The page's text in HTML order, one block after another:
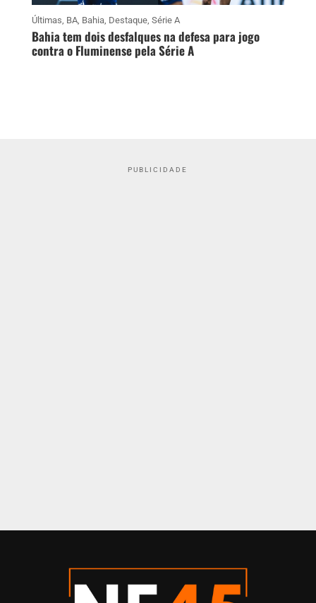
Últimas, BA, Bahia, Destaque, Série A
Bahia tem dois desfalques na defesa para jogo
contra o Fluminense pela Série A
PUBLICIDADE